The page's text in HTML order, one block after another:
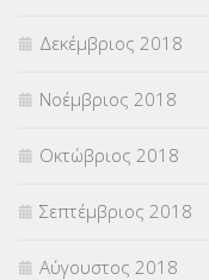
Δεκέμβριος 2018
Νοέμβριος 2018
Οκτώβριος 2018
Σεπτέμβριος 2018
Αύγουστος 2018